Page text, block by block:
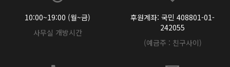
10:00~19:00 (월~금)
사무실 개방시간
후원계좌: 국민 408801-01-
242055
(예금주 : 친구사이)